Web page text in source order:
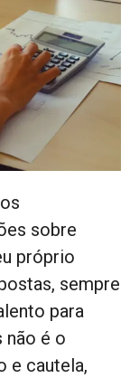
sobre
próprio
sempre
para
não é o
e cautela,